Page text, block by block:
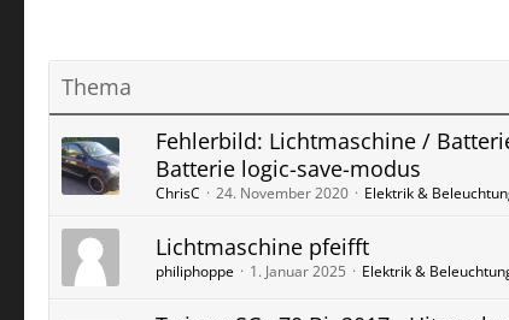
Thema
Fehlerbild: Lichtmaschine /
Batterie logic-save-modus
ChrisC 24. November 2020 Elektrik &
Lichtmaschine pfeifft
philiphoppe 1. Januar 2025 Elektrik &